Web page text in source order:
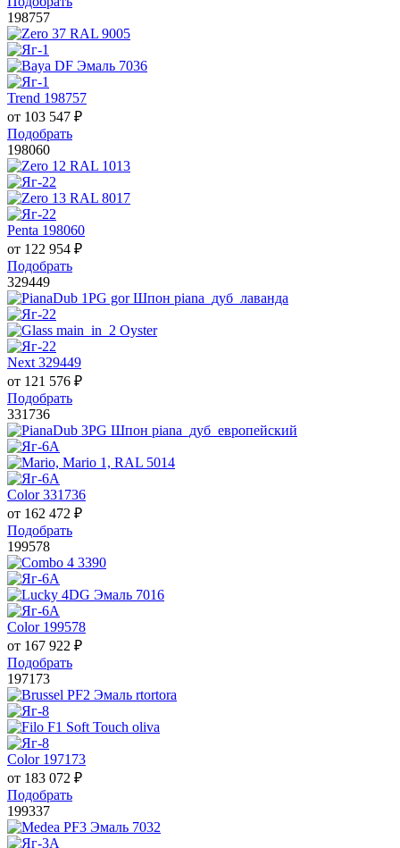
198757
Trend 198757
от 103 547 ₽
Подобрать
198060
Penta 198060
от 122 954 ₽
Подобрать
329449
Next 329449
от 121 576 ₽
Подобрать
331736
Color 331736
от 162 472 ₽
Подобрать
199578
Color 199578
от 167 922 ₽
Подобрать
197173
Color 197173
от 183 072 ₽
Подобрать
199337